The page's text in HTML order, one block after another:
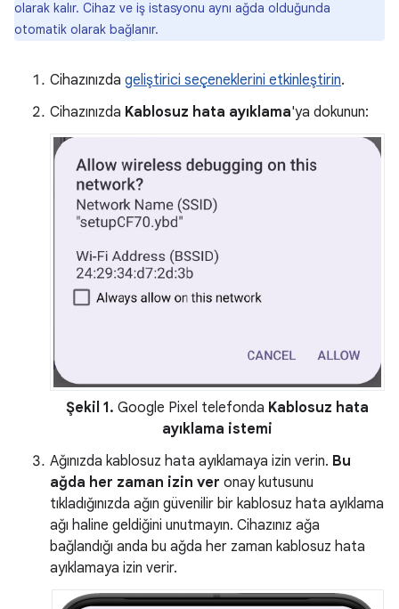
olarak kalır. Cihaz ve iş istasyonu aynı ağda olduğunda
otomatik olarak bağlanır.
Cihazınızda geliştirici seçeneklerini etkinleştirin.
Cihazınızda Kablosuz hata ayıklama'ya dokunun:
Şekil 1. Google Pixel telefonda Kablosuz hata
ayıklama istemi
Ağınızda kablosuz hata ayıklamaya izin verin. Bu
ağda her zaman izin ver onay kutusunu
tıkladığınızda ağın güvenilir bir kablosuz hata ayıklama
ağı haline geldiğini unutmayın. Cihazınız ağa
bağlandığı anda bu ağda her zaman kablosuz hata
ayıklamaya izin verir.